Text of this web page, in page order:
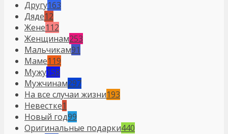
Другу163
Дяде12
Жене112
Женщинам253
Мальчикам91
Маме119
Мужу158
Мужчинам297
На все случаи жизни193
Невестке1
Новый год99
Оригинальные подарки440